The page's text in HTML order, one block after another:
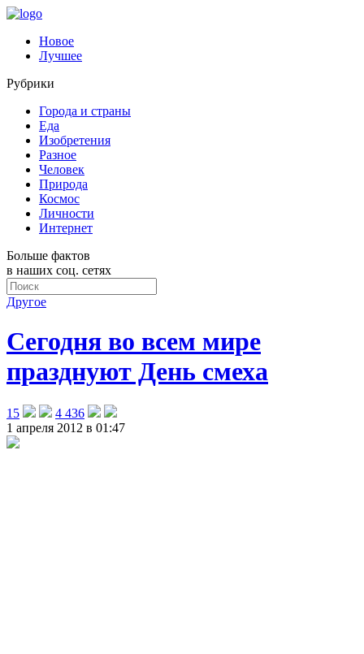
Новое
Лучшее
Рубрики
Города и страны
Еда
Изобретения
Разное
Человек
Природа
Космос
Личности
Интернет
Больше фактов
в наших соц. сетях
Другое
Сегодня во всем мире
празднуют День смеха
15
4 436
1 апреля 2012 в 01:47